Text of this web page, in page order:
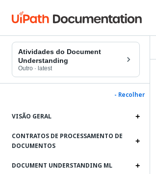
Atividades do Document
Understanding
Outro · latest
- Recolher
VISÃO GERAL
CONTRATOS DE PROCESSAMENTO DE
DOCUMENTOS
DOCUMENT UNDERSTANDING ML